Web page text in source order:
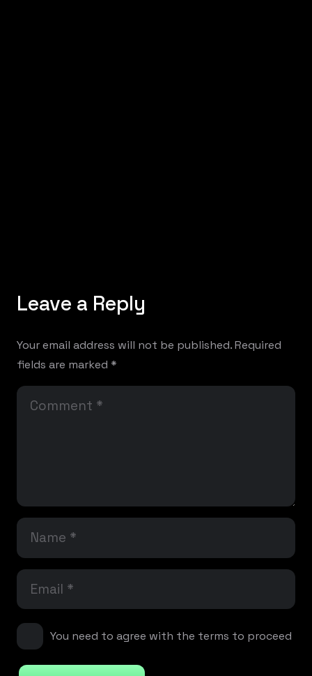
Leave a Reply
Your email address will not be published.Required
fields are marked *
You need to agree with the terms to proceed